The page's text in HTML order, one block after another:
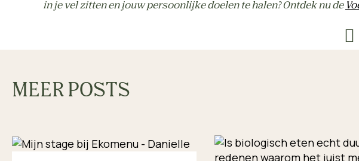
in je vel zitten en jouw persoonlijke doelen te halen? Ontdek nu de
MEER POSTS